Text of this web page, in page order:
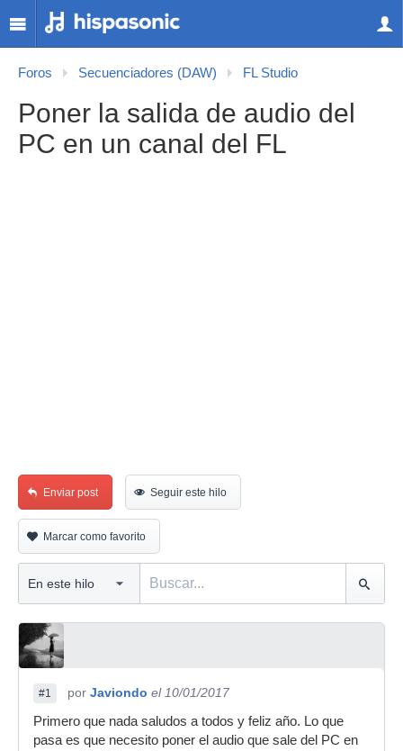
Foros Secuenciadores (DAW) FL Studio
Poner la salida de audio del
PC en un canal del FL
Enviar post Seguir este hilo
Marcar como favorito
#1 por Javiondo el 10/01/2017
Primero que nada saludos a todos y feliz año. Lo que
pasa es que necesito poner el audio que sale del PC en